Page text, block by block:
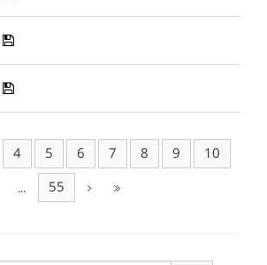
4 5 6 7 8 9 10
... 55